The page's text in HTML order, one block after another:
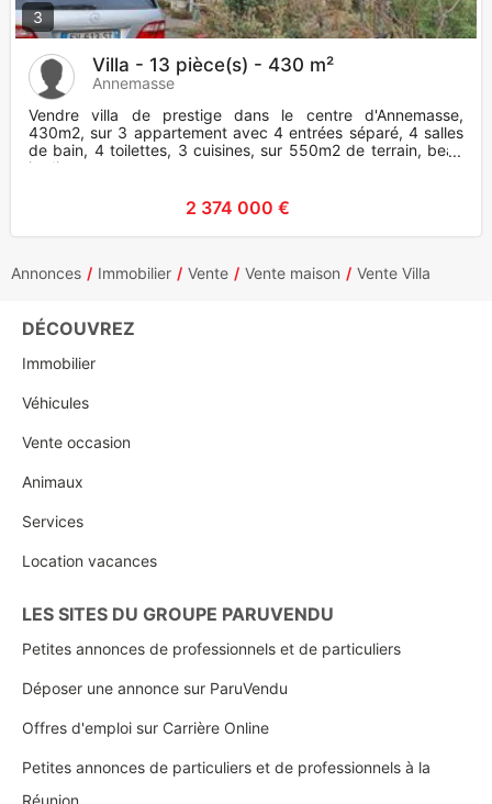
3
Villa - 13 pièce(s) - 430 m²
Annemasse
Vendre villa de prestige dans le centre d'Annemasse,
430m2, sur 3 appartement avec 4 entrées séparé, 4 salles
de bain, 4 toilettes, 3 cuisines, sur 550m2 de terrain, beau
jardin av
2 374 000 €
Annonces Immobilier Vente Vente maison Vente Villa
DÉCOUVREZ
Immobilier
Véhicules
Vente occasion
Animaux
Services
Location vacances
LES SITES DU GROUPE PARUVENDU
Petites annonces de professionnels et de particuliers
Déposer une annonce sur ParuVendu
Offres d'emploi sur Carrière Online
Petites annonces de particuliers et de professionnels à la